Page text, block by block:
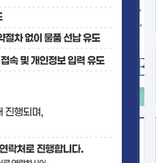
행정본부
대외협력부
플랫폼/기술이전